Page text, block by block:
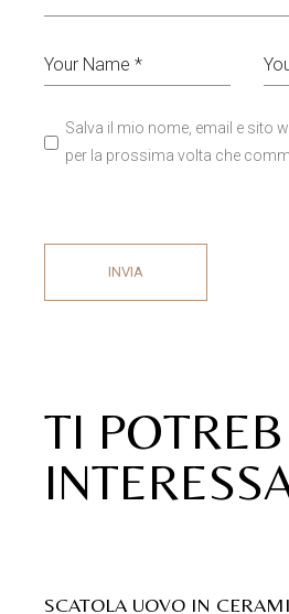
Salva il mio nome, email e sito
per la prossima volta che
INVIA
TI
SCATOLA UOVO IN